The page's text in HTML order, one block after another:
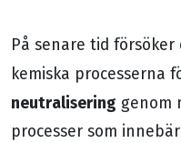
På senare tid
kemiska processerna
neutralisering genom
processer som